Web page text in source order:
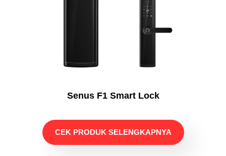
Senus F1 Smart Lock
CEK PRODUK SELENGKAPNYA